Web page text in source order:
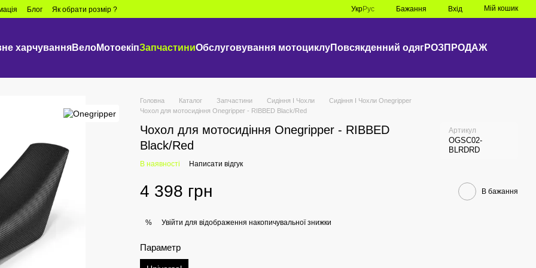
Блог Як обрати розмір ? УкрРус Бажання Вхід Мій кошик
харчуванняВелоМотоекіпЗапчастиниОбслуговування мотоциклуПовсякденний одягРОЗПРОДАЖ
Головна Каталог Запчастини Сидіння I Чохли
Сидіння I Чохли Onegripper
Чохол для мотосидіння Onegripper - RIBBED Black/Red
Чохол для мотосидіння Onegripper - RIBBED
Black/Red
Артикул
OGSC02-
BLRDRD
В наявності Написати відгук
4 398 грн В бажання
% Увійти для відображення накопичувальної знижки
Параметр